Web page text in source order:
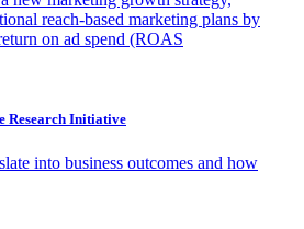
reach-based marketing plans by
on ad spend (ROAS
Research Initiative
into business outcomes and how